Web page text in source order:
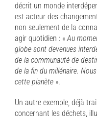
décrit un monde
est acteur des
non seulement de la
agir quotidien : «Au
globe sont devenues
de la communauté de
de la fin du millénaire.
cette planète ».
Un autre exemple, déjà
concernant les déchets,